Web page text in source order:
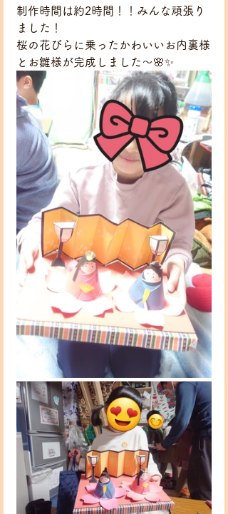
制作時間は約2時間！！みんな頑張り
ました！
桜の花びらに乗ったかわいいお内裏様
とお雛様が完成しました～🌸✨